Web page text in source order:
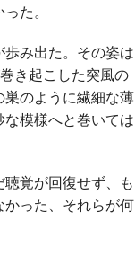
た。
み出た。その姿は
き起こした突風の
のように繊細な薄
模様へと巻いては
覚が回復せず、も
った、それらが何